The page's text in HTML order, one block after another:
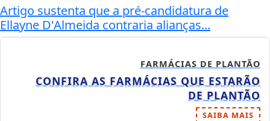
Artigo sustenta que a pré-candidatura de
Ellayne D'Almeida contraria alianças...
FARMÁCIAS DE PLANTÃO
CONFIRA AS FARMÁCIAS QUE ESTARÃO
DE PLANTÃO
SAIBA MAIS